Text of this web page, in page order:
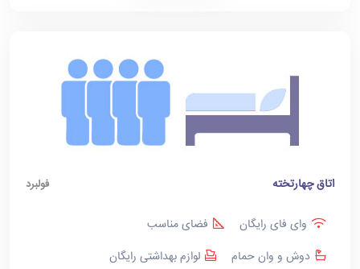
اتاق چهارتخته فولبرد
وای فای رایگان
فضای مناسب
دوش و وان حمام
لوازم بهداشتی رایگان